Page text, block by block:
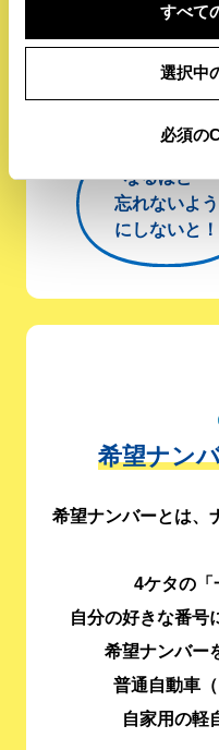
すべて
選択中
必須の
登録手続
任せること
※
なるほど〜
忘れないよう
にしないと！
希望ナン
希望ナンバーとは、
4ケタの「
自分の好きな番号
希望ナンバー
普通自動車
自家用の軽